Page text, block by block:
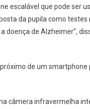
escalável que pode ser
da pupila como
doença de Alzheimer”,
de um
câmera infravermelha